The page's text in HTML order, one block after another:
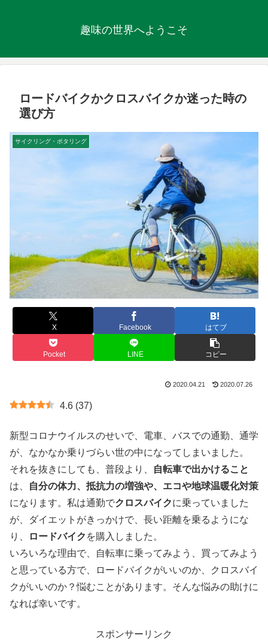
趣味の世界へようこそ
ロードバイクかクロスバイクか迷った時の
選び方
サイクリング・ポタリング
X Facebook はてブ
Pocket LINE コピー
2020.04.21 2020.07.26
4.6 (37)
新型コロナウイルスのせいで、電車、バスでの通勤、通学
が、なかなか乗りづらい世の中になってしまいました。
それを抜きにしても、普段より、
自転車で出かけること
は、
自分の体力、抵抗力の増強や、エコや地球温暖化対策
になります。私は通勤でクロスバイクに乗っていました
が、ダイエットがきっかけで、長い距離を乗るようにな
り、
ロードバイク を購入しました。
いろいろな理由で、自転車に乗ってみよう、買ってみよう
と思っている方で、ロードバイクがいいのか、クロスバイ
クがいいのか？悩むことがあります。そんな悩みの助けに
なれば幸いです。
スポンサーリンク